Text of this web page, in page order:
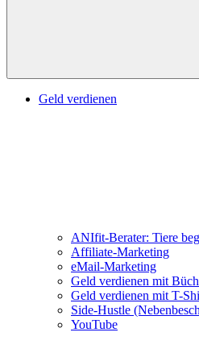
Geld verdienen
ANIfit-Berater: Tiere
Affiliate-Marketing
eMail-Marketing
Geld verdienen mit
Geld verdienen mit T-
Side-Hustle
YouTube